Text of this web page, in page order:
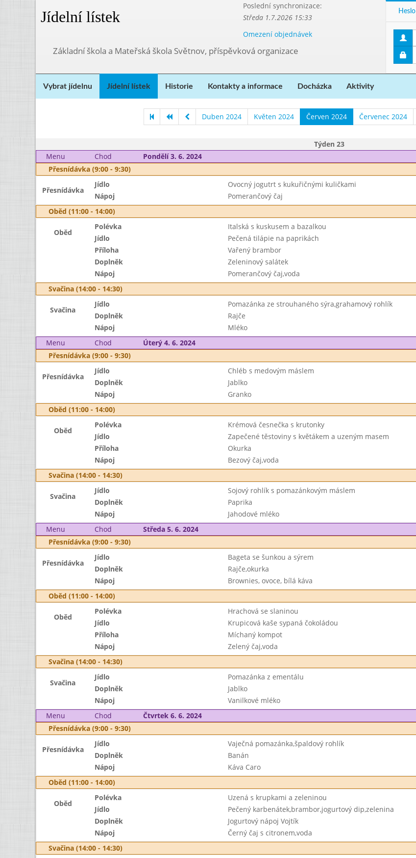
Jídelní lístek
Poslední synchronizace:
Středa 1.7.2026 15:33
Omezení objednávek
Základní škola a Mateřská škola Světnov, příspěvková organizace
Heslo
Vybrat jídelnu Jídelní lístek Historie Kontakty a informace Docházka Aktivity
Duben 2024 Květen 2024 Červen 2024 Červenec 2024
Týden 23
Menu
Chod Pondělí 3. 6. 2024
Přesnídávka (9:00 - 9:30)
Přesnídávka
Jídlo Ovocný jogutrt s kukuřičnými kuličkami
Nápoj
Pomerančový čaj
Oběd (11:00 - 14:00)
Oběd
Polévka Italská s kuskusem a bazalkou
Jídlo
Pečená tilápie na paprikách
Příloha
Vařený brambor
Doplněk
Zeleninový salátek
Nápoj
Pomerančový čaj,voda
Svačina (14:00 - 14:30)
Svačina
Jídlo Pomazánka ze strouhaného sýra,grahamový rohlík
Doplněk
Rajče
Nápoj
Mléko
Menu
Chod Úterý 4. 6. 2024
Přesnídávka (9:00 - 9:30)
Přesnídávka
Jídlo Chléb s medovým máslem
Doplněk
Jablko
Nápoj
Granko
Oběd (11:00 - 14:00)
Oběd
Polévka Krémová česnečka s krutonky
Jídlo
Zapečené těstoviny s květákem a uzeným masem
Příloha
Okurka
Nápoj
Bezový čaj,voda
Svačina (14:00 - 14:30)
Svačina
Jídlo Sojový rohlík s pomazánkovým máslem
Doplněk
Paprika
Nápoj
Jahodové mléko
Menu
Chod Středa 5. 6. 2024
Přesnídávka (9:00 - 9:30)
Přesnídávka
Jídlo Bageta se šunkou a sýrem
Doplněk
Rajče,okurka
Nápoj
Brownies, ovoce, bílá káva
Oběd (11:00 - 14:00)
Oběd
Polévka Hrachová se slaninou
Jídlo
Krupicová kaše sypaná čokoládou
Příloha
Míchaný kompot
Nápoj
Zelený čaj,voda
Svačina (14:00 - 14:30)
Svačina
Jídlo Pomazánka z ementálu
Doplněk
Jablko
Nápoj
Vanilkové mléko
Menu
Chod Čtvrtek 6. 6. 2024
Přesnídávka (9:00 - 9:30)
Přesnídávka
Jídlo Vaječná pomazánka,špaldový rohlík
Doplněk
Banán
Nápoj
Káva Caro
Oběd (11:00 - 14:00)
Oběd
Polévka Uzená s krupkami a zeleninou
Jídlo
Pečený karbenátek,brambor,jogurtový dip,zelenina
Doplněk
Jogurtový nápoj Vojtík
Nápoj
Černý čaj s citronem,voda
Svačina (14:00 - 14:30)